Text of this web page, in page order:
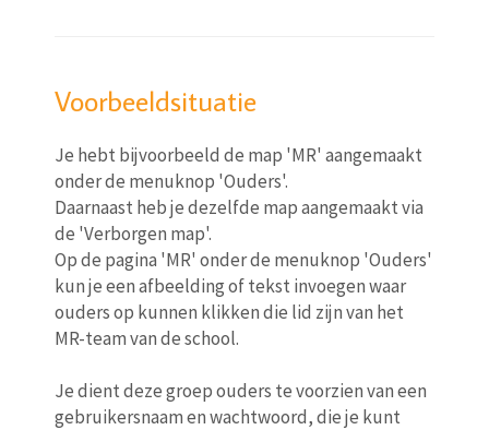
Voorbeeldsituatie
Je hebt bijvoorbeeld de map 'MR' aangemaakt
onder de menuknop 'Ouders'.
Daarnaast heb je dezelfde map aangemaakt via
de 'Verborgen map'.
Op de pagina 'MR' onder de menuknop 'Ouders'
kun je een afbeelding of tekst invoegen waar
ouders op kunnen klikken die lid zijn van het
MR-team van de school.
Je dient deze groep ouders te voorzien van een
gebruikersnaam en wachtwoord, die je kunt